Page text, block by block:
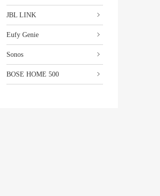
JBL LINK
Eufy Genie
Sonos
BOSE HOME 500